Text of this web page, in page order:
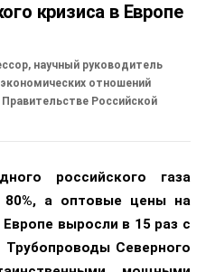
кризиса в Европе
научный руководитель
отношений
Российской
российского газа
80%, а оптовые цены на
выросли в 15 раз с
Северного